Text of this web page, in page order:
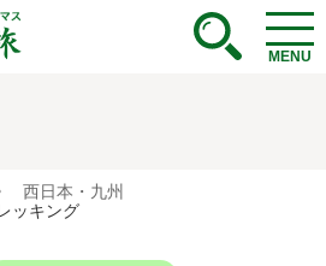
MENU
西日本・九州
ッキング